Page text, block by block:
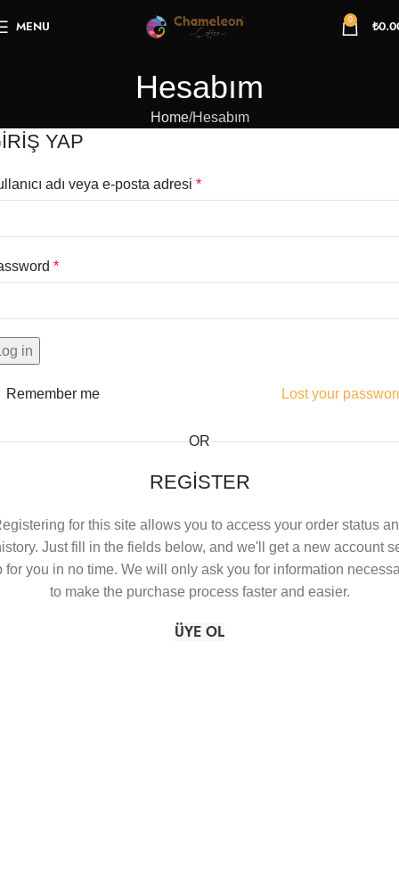
MENU 0 ₺
Hesabım
Home Hesabım
YAP
adı veya e-posta adresi *
*
in
Lost your
Remember me
OR
REGISTER
for this site allows you to access your order status
Just fill in the fields below, and we'll get a new account
for you in no time. We will only ask you for information
to make the purchase process faster and easier.
ÜYE OL